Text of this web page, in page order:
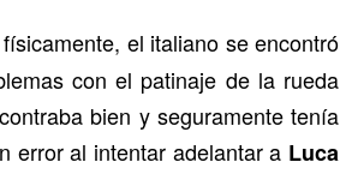
el italiano se encontró
con el patinaje de la rueda
bien y seguramente tenía
error al intentar adelantar a Luca